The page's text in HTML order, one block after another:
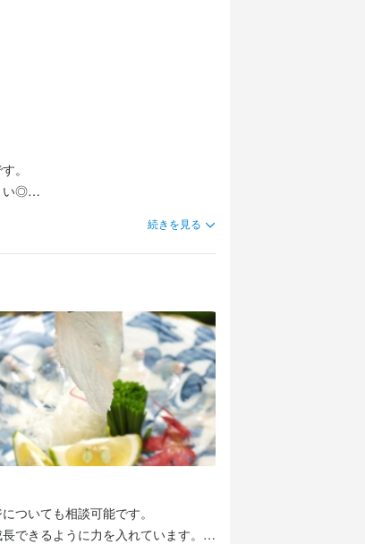
。
い◎
続きを見る
ついても相談可能です。
できるように力を入れています。
鶏」！
戸での専売契約を結んでいます。
のチャンスです！
プは強いです)
プは強いです)
う！
。
鶏」！
戸での専売契約を結んでいます。
のチャンスです！
イプは強いです)
ベートの予定に合わせやすいです。
反映されます。面接時に希望をお
、みんなで楽しく食事をしていま
社員を目指すこともできます。
すよ！
野菜の知識